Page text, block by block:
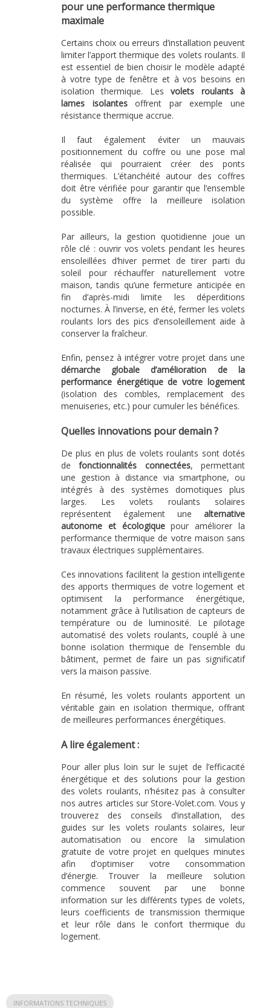
pour une performance thermique
maximale
Certains choix ou erreurs d’installation peuvent
limiter l’apport thermique des volets roulants. Il
est essentiel de bien choisir le modèle adapté
à votre type de fenêtre et à vos besoins en
isolation thermique. Lesvolets roulants à
lames isolantesoffrent par exemple une
résistance thermique accrue.
Il faut également éviter un mauvais
positionnement du coffre ou une pose mal
réalisée qui pourraient créer des ponts
thermiques. L’étanchéité autour des coffres
doit être vérifiée pour garantir que l’ensemble
du système offre la meilleure isolation
possible.
Par ailleurs, la gestion quotidienne joue un
rôle clé : ouvrir vos volets pendant les heures
ensoleillées d’hiver permet de tirer parti du
soleil pour réchauffer naturellement votre
maison, tandis qu’une fermeture anticipée en
fin d’après-midi limite les déperditions
nocturnes. À l’inverse, en été, fermer les volets
roulants lors des pics d’ensoleillement aide à
conserver la fraîcheur.
Enfin, pensez à intégrer votre projet dans une
démarche globale d’amélioration de la
performance énergétique de votre logement
(isolation des combles, remplacement des
menuiseries, etc.) pour cumuler les bénéfices.
Quelles innovations pour demain ?
De plus en plus de volets roulants sont dotés
de fonctionnalités connectées, permettant
une gestion à distance via smartphone, ou
intégrés à des systèmes domotiques plus
larges. Les volets roulants solaires
représentent également une alternative
autonome et écologiquepour améliorer la
performance thermique de votre maison sans
travaux électriques supplémentaires.
Ces innovations facilitent la gestion intelligente
des apports thermiques de votre logement et
optimisent la performance énergétique,
notamment grâce à l’utilisation de capteurs de
température ou de luminosité. Le pilotage
automatisé des volets roulants, couplé à une
bonne isolation thermique de l’ensemble du
bâtiment, permet de faire un pas significatif
vers la maison passive.
En résumé, les volets roulants apportent un
véritable gain en isolation thermique, offrant
de meilleures performances énergétiques.
A lire également :
Pour aller plus loin sur le sujet de l’efficacité
énergétique et des solutions pour la gestion
des volets roulants, n’hésitez pas à consulter
nos autres articles sur Store-Volet.com. Vous y
trouverez des conseils d’installation, des
guides sur les volets roulants solaires, leur
automatisation ou encore la simulation
gratuite de votre projet en quelques minutes
afin d’optimiser votre consommation
d’énergie. Trouver la meilleure solution
commence souvent par une bonne
information sur les différents types de volets,
leurs coefficients de transmission thermique
et leur rôle dans le confort thermique du
logement.
INFORMATIONS TECHNIQUES